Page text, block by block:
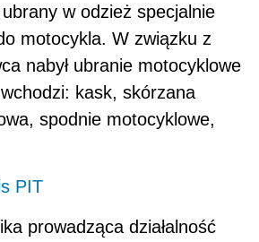
w odzież specjalnie
motocykla. W związku z
nabył ubranie motocyklowe
kask, skórzana
spodnie motocyklowe,
PIT
prowadząca działalność